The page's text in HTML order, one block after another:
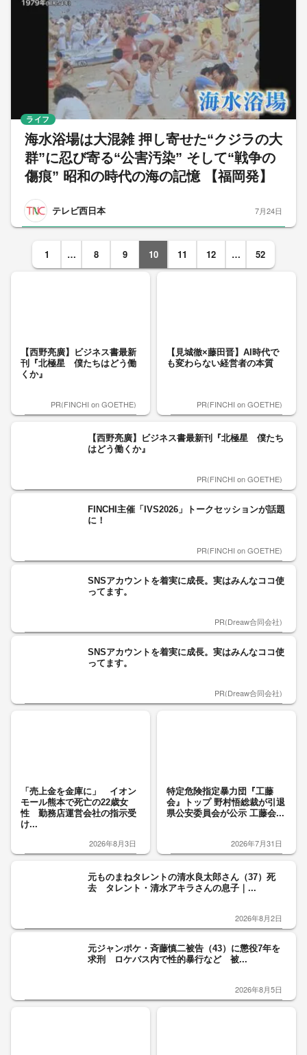
海水浴場は大混雑 押し寄せた“クジラの大
群”に忍び寄る“公害汚染” そして“戦争の
傷痕” 昭和の時代の海の記憶 【福岡発】
テレビ西日本
ライフ
7月24日
1 … 8 9 10 11 12 … 52
【西野亮廣】ビジネス書最新
刊『北極星 僕たちはどう働
くか』
PR(FINCHI on GOETHE)
【見城徹×藤田晋】AI時代で
も変わらない経営者の本質
PR(FINCHI on GOETHE)
【西野亮廣】ビジネス書最新刊『北極星 僕たち
はどう働くか』
PR(FINCHI on GOETHE)
FINCHI主催「IVS2026」トークセッションが話題
に！
PR(FINCHI on GOETHE)
SNSアカウントを着実に成長。実はみんなココ使
ってます。
PR(Dreaw合同会社)
SNSアカウントを着実に成長。実はみんなココ使
ってます。
PR(Dreaw合同会社)
「売上金を金庫に」 イオン
モール熊本で死亡の22歳女
性 勤務店運営会社の指示受
け...
2026年8月3日
特定危険指定暴力団『工藤
会』トップ 野村悟総裁が引退
県公安委員会が公示 工藤会...
2026年7月31日
元ものまねタレントの清水良太郎さん（37）死
去 タレント・清水アキラさんの息子｜...
2026年8月2日
元ジャンポケ・斉藤慎二被告（43）に懲役7年を
求刑 ロケバス内で性的暴行など 被...
2026年8月5日